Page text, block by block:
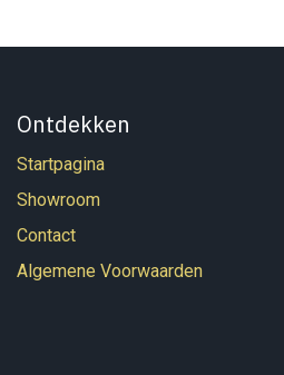
Ontdekken
Startpagina
Showroom
Contact
Algemene Voorwaarden